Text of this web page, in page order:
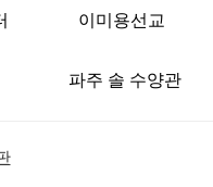
이미용선교
파주 솔 수양관